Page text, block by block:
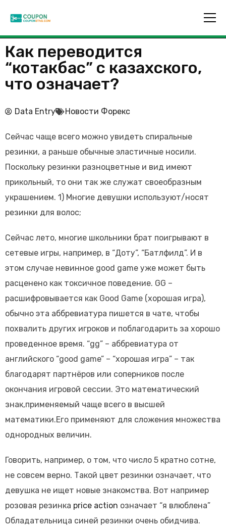
Как переводится
“котакбас” с казахского,
что означает?
Data Entry Новости Форекс
Сейчас чаще всего можно увидеть спиральные
резинки, а раньше обычные эластичные носили.
Поскольку резинки разноцветные и вид имеют
прикольный, то они так же служат своеобразным
украшением. 1) Многие девушки используют/носят
резинки для волос;
Сейчас лето, многие школьники брат поигрывают в
сетевые игры, например, в “Доту”, “Батлфилд”. И в
этом случае невинное good game уже может быть
расценено как токсичное поведение. GG –
расшифровывается как Good Game (хорошая игра),
обычно эта аббревиатура пишется в чате, чтобы
похвалить других игроков и поблагодарить за хорошо
проведенное время. “gg” – аббревиатура от
английского “good game” – “хорошая игра” – так
благодарят партнёров или соперников после
окончания игровой сессии. Это математический
знак,применяемый чаще всего в высшей
математики.Его применяют для сложения множества
однородных величин.
Говорить, например, о том, что число 5 кратно сотне,
не совсем верно. Такой цвет резинки означает, что
девушка не ищет новые знакомства. Вот например
розовая резинка price action означает “я влюблена”
Обладательница синей резинки очень обидчива.